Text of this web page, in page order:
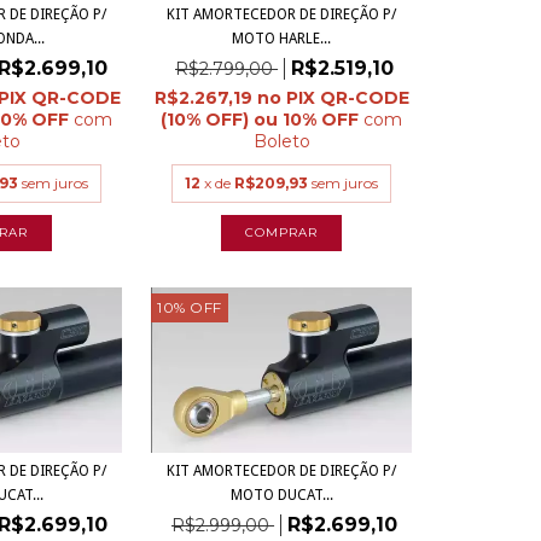
DE DIREÇÃO P/
com
sem juros
KIT AMORTECEDOR DE DIREÇÃO P/
MOTO HARLE...
R$2.799,00 R$2.519,10
R$2.267,19
com
Boleto
12 x de R$209,93 sem juros
DE DIREÇÃO P/
10% OFF
KIT AMORTECEDOR DE DIREÇÃO P/
MOTO DUCAT...
R$2.999,00 R$2.699,10